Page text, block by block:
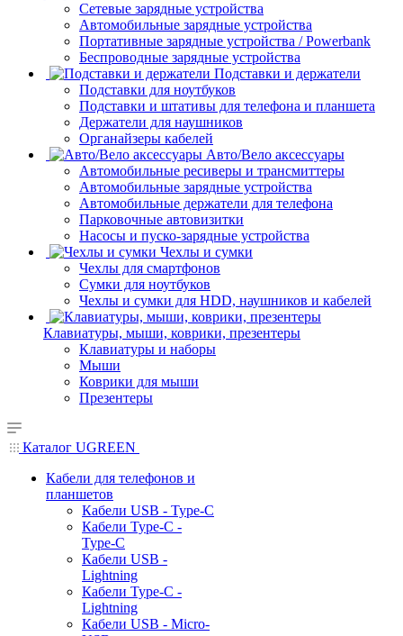
Сетевые зарядные устройства
Автомобильные зарядные устройства
Портативные зарядные устройства / Powerbank
Беспроводные зарядные устройства
Подставки и держатели
Подставки для ноутбуков
Подставки и штативы для телефона и планшета
Держатели для наушников
Органайзеры кабелей
Авто/Вело аксессуары
Автомобильные ресиверы и трансмиттеры
Автомобильные зарядные устройства
Автомобильные держатели для телефона
Парковочные автовизитки
Насосы и пуско-зарядные устройства
Чехлы и сумки
Чехлы для смартфонов
Сумки для ноутбуков
Чехлы и сумки для HDD, наушников и кабелей
Клавиатуры, мыши, коврики, презентеры
Клавиатуры и наборы
Мыши
Коврики для мыши
Презентеры
Каталог UGREEN
Кабели для телефонов и
планшетов
Кабели USB - Type-C
Кабели Type-C -
Type-C
Кабели USB -
Lightning
Кабели Type-C -
Lightning
Кабели USB - Micro-